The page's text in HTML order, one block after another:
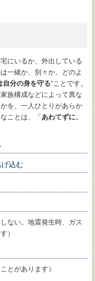
にいるか、外出している
一緒か、別々か。どのよ
自分の身を守る”ことです。
族構成などによって異な
を、一人ひとりがあらか
ことは、「あわてずに、
込む
ない。地震発生時、ガス
）
とがあります）